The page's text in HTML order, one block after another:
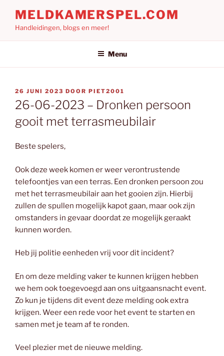
inhoud
MELDKAMERSPEL.COM
Handleidingen, blogs en meer!
Menu
GEPLAATST
OP
26 JUNI 2023 DOOR PIET2001
26-06-2023 – Dronken persoon
gooit met terrasmeubilair
Beste spelers,
Ook deze week komen er weer verontrustende
telefoontjes van een terras. Een dronken persoon zou
met het terrasmeubilair aan het gooien zijn. Hierbij
zullen de spullen mogelijk kapot gaan, maar ook zijn
omstanders in gevaar doordat ze mogelijk geraakt
kunnen worden.
Heb jij politie eenheden vrij voor dit incident?
En om deze melding vaker te kunnen krijgen hebben
we hem ook toegevoegd aan ons uitgaansnacht event.
Zo kun je tijdens dit event deze melding ook extra
krijgen. Weer een rede voor het event te starten en
samen met je team af te ronden.
Veel plezier met de nieuwe melding.